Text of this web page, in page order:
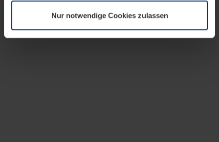
Datenschutzerklärungunserer Website ändern oder
widerrufen.
Nur notwendige Cookies zulassen